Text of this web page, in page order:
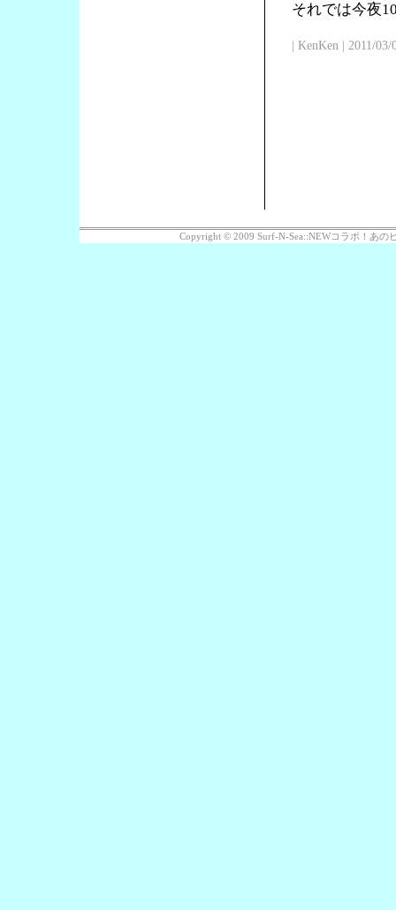
それでは今夜
| KenKen | 2011/
Copyright © 2009 Surf-N-Sea::NEWコラボ！あの